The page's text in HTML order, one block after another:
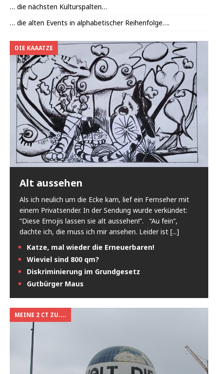
… die nächsten Kulturspalten…
… die alten Events in alphabetischer Reihenfolge….
DIE KAAATZE
Alt aussehen
Als ich neulich um die Ecke kam, lief ein Fernseher mit
einem Privatsender. In der Sendung wurde verkündet:
“Diese Emojis lassen sie alt aussehen!”. “Au fein”,
dachte ich, die muss ich mir ansehen. Leider ist [...]
Katze, mal wieder die Erneuerbaren!
Wieviel sind 800 qm?
Diskriminierung im Grundgesetz
Gutbürger Maus
MEINE 2 CT ZU....